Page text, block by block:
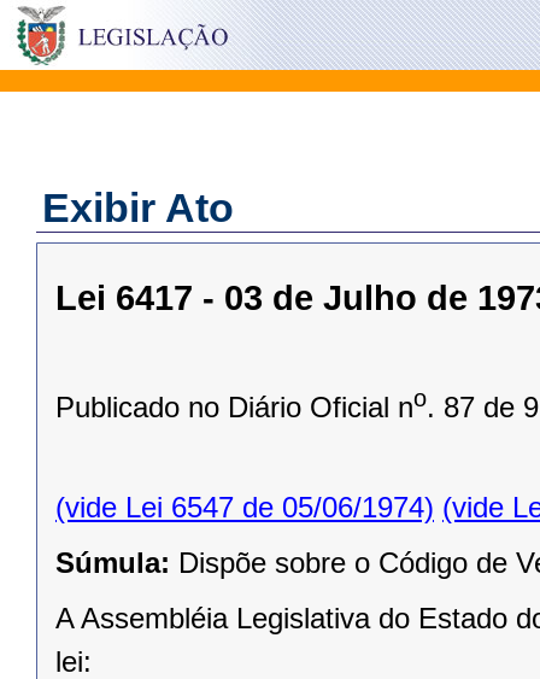
Exibir Ato
Lei 6417 - 03 de Julho de
Publicado no Diário Oficial no. 87 de
(vide Lei 6547 de 05/06/1974) (vide
Súmula: Dispõe sobre o Código de
A Assembléia Legislativa do Estado
lei: